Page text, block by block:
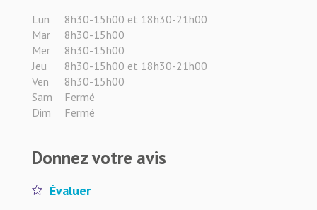
Lun
8h30-15h00 et 18h30-21h00
Mar
8h30-15h00
Mer
8h30-15h00
Jeu
8h30-15h00 et 18h30-21h00
Ven
8h30-15h00
Sam
Fermé
Dim
Fermé
Donnez votre avis
Évaluer